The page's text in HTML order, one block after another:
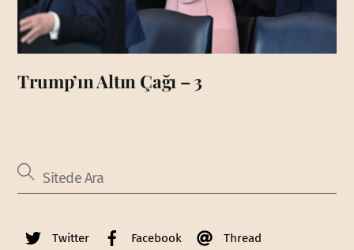
Trump’ın Altın Çağı – 3
Twitter Facebook Thread